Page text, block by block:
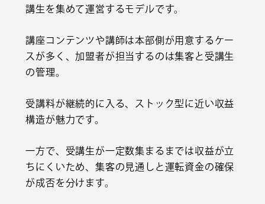
講生を集めて運営するモデルです。
講座コンテンツや講師は本部側が用意するケー
スが多く、加盟者が担当するのは集客と受講生
の管理。
受講料が継続的に入る、ストック型に近い収益
構造が魅力です。
一方で、受講生が一定数集まるまでは収益が立
ちにくいため、集客の見通しと運転資金の確保
が成否を分けます。